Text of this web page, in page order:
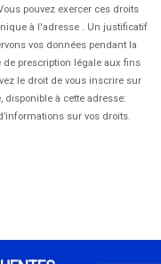
pouvez exercer ces droits
à l'adresse . Un justificatif
vos données pendant la
de prescription légale aux fins
le droit de vous inscrire sur
disponible à cette adresse:
sur vos droits.